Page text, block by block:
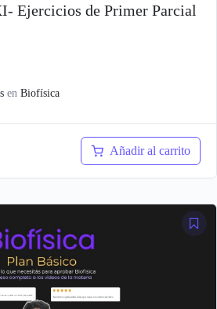
Ejercicios de Primer Parcial
en Biofísica
Añadir al carrito